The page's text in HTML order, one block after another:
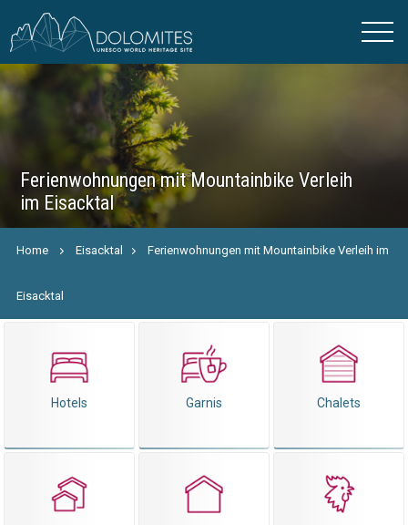
Ferienwohnungen mit Mountainbike Verleih
im Eisacktal
Home Eisacktal Ferienwohnungen mit Mountainbike Verleih im
Eisacktal
Hotels Garnis Chalets